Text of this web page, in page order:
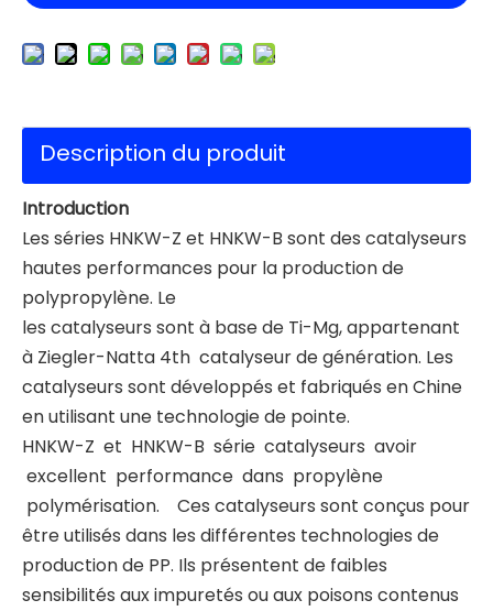
Description du produit
Introduction
Les séries HNKW-Z et HNKW-B sont des catalyseurs
hautes performances pour la production de
polypropylène. Le
les catalyseurs sont à base de Ti-Mg, appartenant
à Ziegler-Natta 4th catalyseur de génération. Les
catalyseurs sont développés et fabriqués en Chine
en utilisant une technologie de pointe.
HNKW-Z et HNKW-B série catalyseurs avoir
excellent performance dans propylène
polymérisation. Ces catalyseurs sont conçus pour
être utilisés dans les différentes technologies de
production de PP. Ils présentent de faibles
sensibilités aux impuretés ou aux poisons contenus